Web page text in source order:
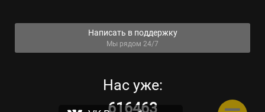
Написать в поддержку
Мы рядом 24/7
Нас уже:
616463